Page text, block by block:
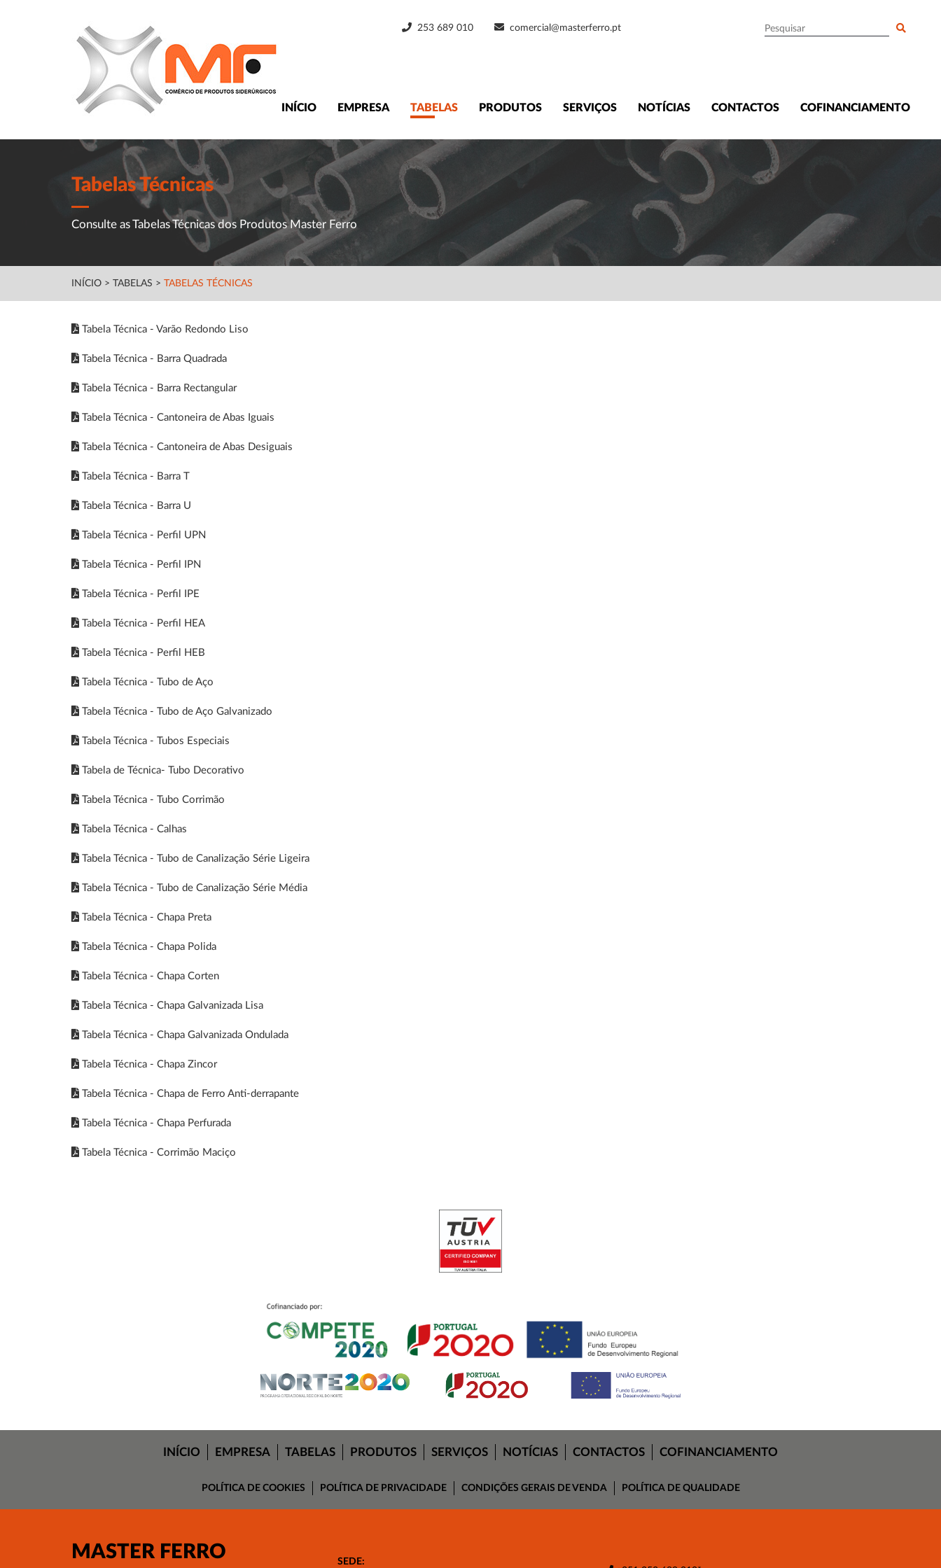
253 689 010 comercial@masterferro.pt
INÍCIO EMPRESA TABELAS PRODUTOS SERVIÇOS NOTÍCIAS CONTACTOS COFINANCIAMENTO
Tabelas Técnicas
Consulte as Tabelas Técnicas dos Produtos Master Ferro
INÍCIO > TABELAS > TABELAS TÉCNICAS
Tabela Técnica - Varão Redondo Liso
Tabela Técnica - Barra Quadrada
Tabela Técnica - Barra Rectangular
Tabela Técnica - Cantoneira de Abas Iguais
Tabela Técnica - Cantoneira de Abas Desiguais
Tabela Técnica - Barra T
Tabela Técnica - Barra U
Tabela Técnica - Perfil UPN
Tabela Técnica - Perfil IPN
Tabela Técnica - Perfil IPE
Tabela Técnica - Perfil HEA
Tabela Técnica - Perfil HEB
Tabela Técnica - Tubo de Aço
Tabela Técnica - Tubo de Aço Galvanizado
Tabela Técnica - Tubos Especiais
Tabela de Técnica- Tubo Decorativo
Tabela Técnica - Tubo Corrimão
Tabela Técnica - Calhas
Tabela Técnica - Tubo de Canalização Série Ligeira
Tabela Técnica - Tubo de Canalização Série Média
Tabela Técnica - Chapa Preta
Tabela Técnica - Chapa Polida
Tabela Técnica - Chapa Corten
Tabela Técnica - Chapa Galvanizada Lisa
Tabela Técnica - Chapa Galvanizada Ondulada
Tabela Técnica - Chapa Zincor
Tabela Técnica - Chapa de Ferro Anti-derrapante
Tabela Técnica - Chapa Perfurada
Tabela Técnica - Corrimão Maciço
INÍCIO EMPRESA TABELAS PRODUTOS SERVIÇOS NOTÍCIAS CONTACTOS COFINANCIAMENTO
POLÍTICA DE COOKIES POLÍTICA DE PRIVACIDADE CONDIÇÕES GERAIS DE VENDA POLÍTICA DE QUALIDADE
MASTER FERRO
SEDE: